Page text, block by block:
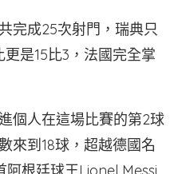
完成25次射門，瑞典只
是15比3，法國完全掌
個人在這場比賽的第2球
來到18球，超越德國名
根廷球王Lionel Messi